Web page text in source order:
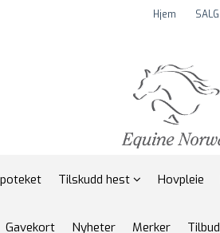
Hjem SALG
Tilskudd hest Hovpleie
Gavekort Nyheter Merker Tilbud